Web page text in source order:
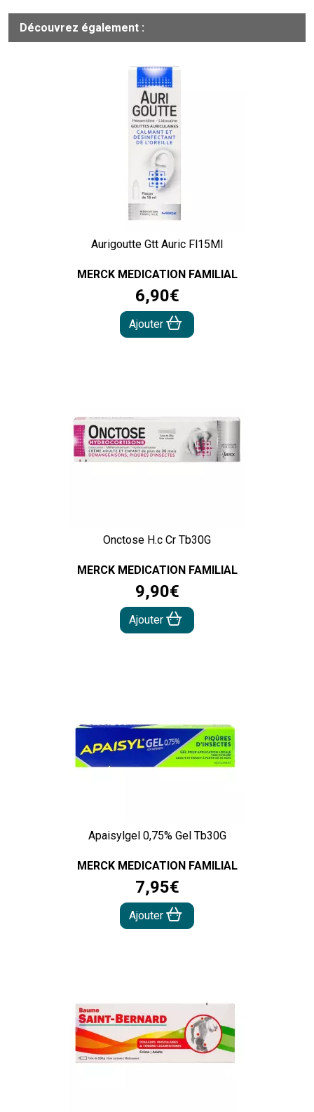
Découvrez également :
Aurigoutte Gtt Auric Fl15Ml
MERCK MEDICATION FAMILIAL
6,90€
Ajouter
Onctose H.c Cr Tb30G
MERCK MEDICATION FAMILIAL
9,90€
Ajouter
Apaisylgel 0,75% Gel Tb30G
MERCK MEDICATION FAMILIAL
7,95€
Ajouter